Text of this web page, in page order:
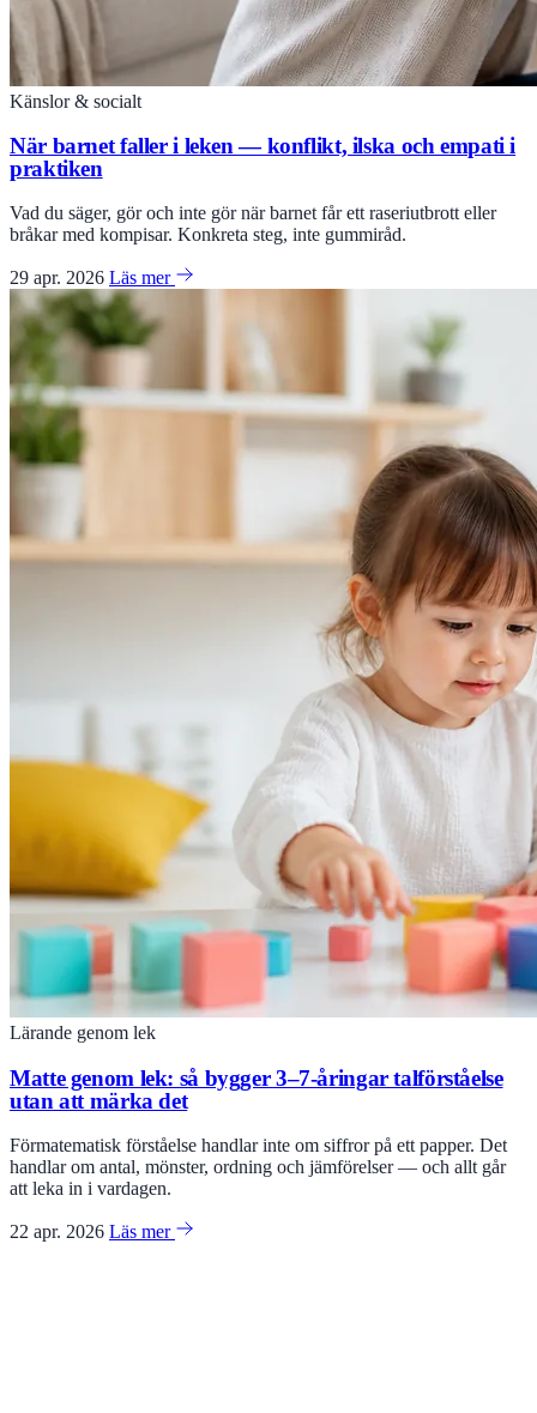
Känslor & socialt
När barnet faller i leken — konflikt, ilska och empati i
praktiken
Vad du säger, gör och inte gör när barnet får ett raseriutbrott eller
bråkar med kompisar. Konkreta steg, inte gummiråd.
29 apr. 2026 Läs mer
Lärande genom lek
Matte genom lek: så bygger 3–7-åringar talförståelse
utan att märka det
Förmatematisk förståelse handlar inte om siffror på ett papper. Det
handlar om antal, mönster, ordning och jämförelser — och allt går
att leka in i vardagen.
22 apr. 2026 Läs mer